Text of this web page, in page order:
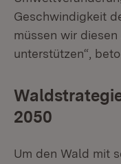
Geschwindigkeit
müssen wir
unterstützen“,
2050
Um den Wald mit